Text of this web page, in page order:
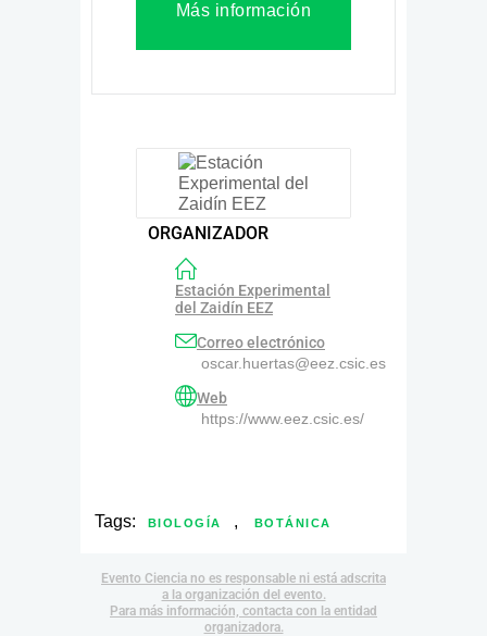
Más información
ORGANIZADOR
Estación Experimental
del Zaidín EEZ
Correo electrónico
oscar.huertas@eez.csic.es
Web
https://www.eez.csic.es/
Tags: BIOLOGÍA , BOTÁNICA
Evento Ciencia no es responsable ni está adscrita
a la organización del evento.
Para más información, contacta con la entidad
organizadora.